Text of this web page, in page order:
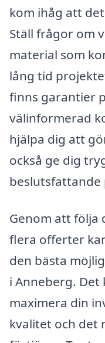
kom ihåg att
Ställ frågor om
material som
lång tid
finns garantier
välinformerad
hjälpa dig att
också ge dig
beslutsfattande
Genom att följa
flera offerter
den bästa
i Anneberg.
maximera din
kvalitet och det